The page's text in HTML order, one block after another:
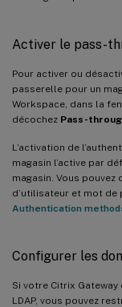
Activer le pass-
Pour activer ou
passerelle pour un
Workspace, dans la
décochez Pass-
L’activation de
magasin l’active par
magasin. Vous pouvez
d’utilisateur et mot de
Authentication
Configurer les
Si votre Citrix
LDAP, vous pouvez